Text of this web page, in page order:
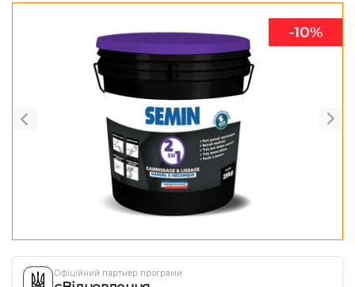
-10%
Офіційний партнер програми